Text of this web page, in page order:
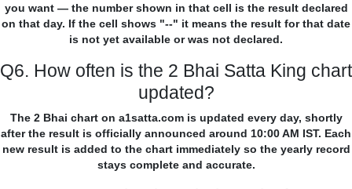
you want — the number shown in that cell is the result declared
on that day. If the cell shows "--" it means the result for that date
is not yet available or was not declared.
Q6. How often is the 2 Bhai Satta King chart
updated?
The 2 Bhai chart on a1satta.com is updated every day, shortly
after the result is officially announced around 10:00 AM IST. Each
new result is added to the chart immediately so the yearly record
stays complete and accurate.